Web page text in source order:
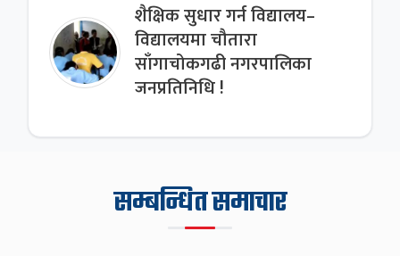
शैक्षिक सुधार गर्न विद्यालय–
विद्यालयमा चौतारा
साँगाचोकगढी नगरपालिका
जनप्रतिनिधि !
सम्बन्धित समाचार